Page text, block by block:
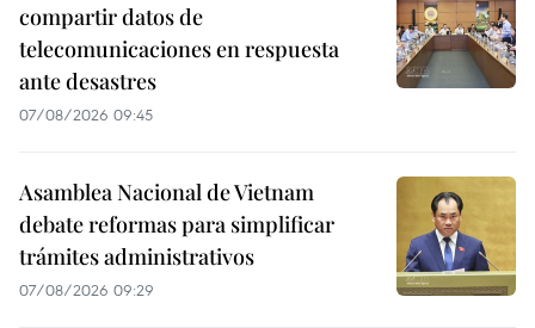
compartir datos de
telecomunicaciones en respuesta
ante desastres
07/08/2026 09:45
Asamblea Nacional de Vietnam
debate reformas para simplificar
trámites administrativos
07/08/2026 09:29